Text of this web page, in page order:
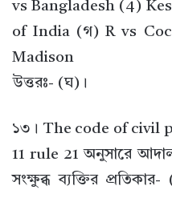
vs Bangladesh (4)
of India (গ) R vs
Madison
উত্তরঃ- (ঘ)।
১৩। The code of civil
11 rule 21 অনুসারে
সংক্ষুব্ধ ব্যক্তির